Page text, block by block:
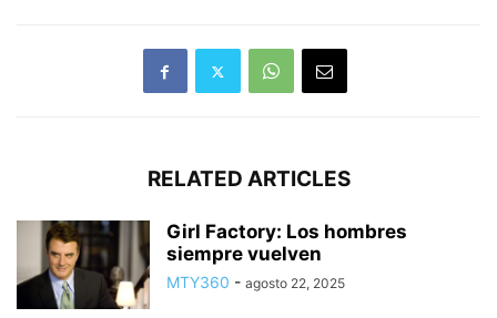
RELATED ARTICLES
Girl Factory: Los hombres
siempre vuelven
MTY360 - agosto 22, 2025